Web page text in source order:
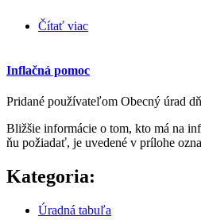
Čítať viac
Inflačná pomoc
Pridané používateľom Obecný úrad
Bližšie informácie o tom, kto má na
ňu požiadať, je uvedené v prílohe
Kategoria:
Úradná tabuľa